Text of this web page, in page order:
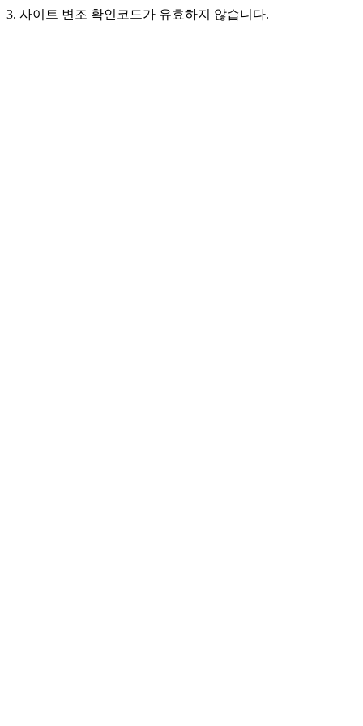
3. 사이트 변조 확인코드가 유효하지 않습니다.